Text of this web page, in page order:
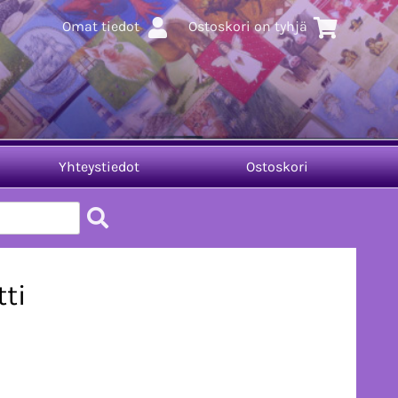
Omat tiedot Ostoskori on tyhjä
Yhteystiedot Ostoskori